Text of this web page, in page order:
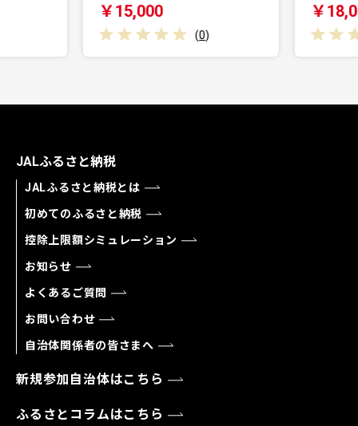
￥15,000
(0)
￥
JALふるさと納税
JALふるさと納税とは
初めてのふるさと納税
控除上限額シミュレーション
お知らせ
よくあるご質問
お問い合わせ
自治体関係者の皆さまへ
新規参加自治体はこちら
ふるさとコラムはこちら